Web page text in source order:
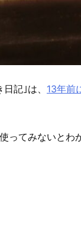
記｣は、 13年前
ってみないとわ